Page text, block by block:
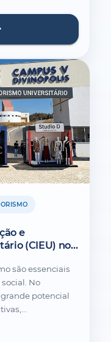
e
(CIEU) no
são essenciais
No
potencial